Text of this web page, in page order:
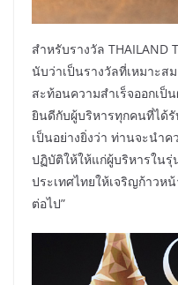
สำหรับรางวัล THAILAND
นับว่าเป็นรางวัลที่เหมาะส
สะท้อนความสำเร็จออกเป็
ยินดีกับผู้บริหารทุกคนที่ได้รั
เป็นอย่างยิ่งว่า ท่านจะนำ
ปฏิบัติให้ให้แก่ผู้บริหารใน
ประเทศไทยให้เจริญก้าวห
ต่อไป”